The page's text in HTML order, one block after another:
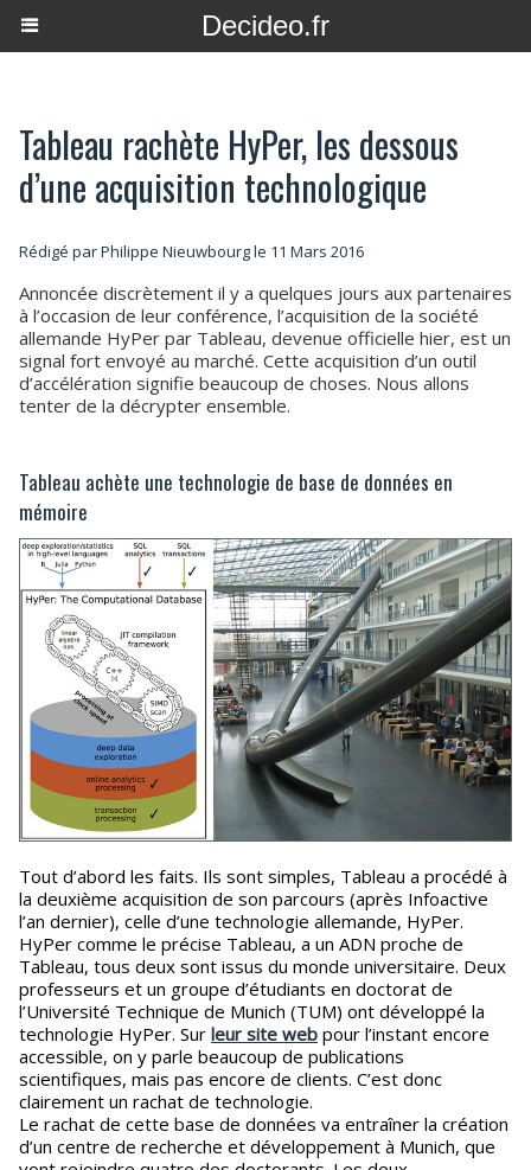
Decideo.fr
Tableau rachète HyPer, les dessous
d’une acquisition technologique
Rédigé parPhilippe Nieuwbourgle 11 Mars 2016
Annoncée discrètement il y a quelques jours aux partenaires
à l’occasion de leur conférence, l’acquisition de la société
allemande HyPer par Tableau, devenue officielle hier, est un
signal fort envoyé au marché. Cette acquisition d’un outil
d’accélération signifie beaucoup de choses. Nous allons
tenter de la décrypter ensemble.
Tableau achète une technologie de base de données en
mémoire
Tout d’abord les faits. Ils sont simples, Tableau a procédé à
la deuxième acquisition de son parcours (après Infoactive
l’an dernier), celle d’une technologie allemande, HyPer.
HyPer comme le précise Tableau, a un ADN proche de
Tableau, tous deux sont issus du monde universitaire. Deux
professeurs et un groupe d’étudiants en doctorat de
l’Université Technique de Munich (TUM) ont développé la
technologie HyPer. Sur leur site web pour l’instant encore
accessible, on y parle beaucoup de publications
scientifiques, mais pas encore de clients. C’est donc
clairement un rachat de technologie.
Le rachat de cette base de données va entraîner la création
d’un centre de recherche et développement à Munich, que